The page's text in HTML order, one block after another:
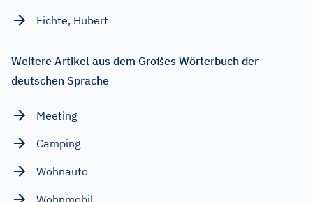
Fichte, Hubert
Weitere Artikel aus dem Großes Wörterbuch der
deutschen Sprache
Meeting
Camping
Wohnauto
Wohnmobil